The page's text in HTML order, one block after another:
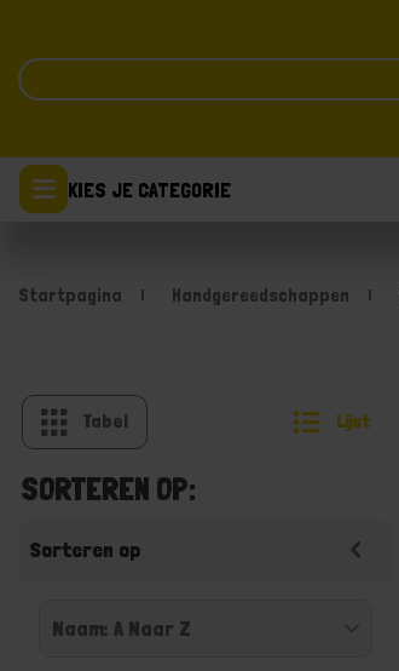
KIES JE CATEGORIE
Startpagina Handgereedschappen
Tabel Lijst
SORTEREN OP:
Sorteren op